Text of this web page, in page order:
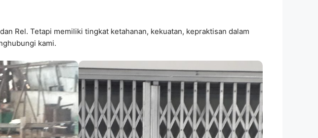
Rel. Tetapi memiliki tingkat ketahanan, kekuatan, kepraktisan dalam
kami.